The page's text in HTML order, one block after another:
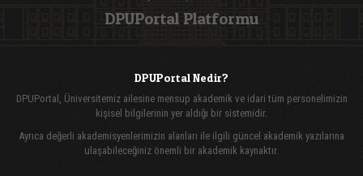
DPUPortal Platformu
DPUPortal Nedir?
DPUPortal, Üniversitemiz ailesine mensup akademik ve idari tüm personelimizin
kişisel bilgilerinin yer aldığı bir sistemidir.
Ayrıca değerli akademisyenlerimizin alanları ile ilgili güncel akademik yazılarına
ulaşabileceğiniz önemli bir akademik kaynaktır.